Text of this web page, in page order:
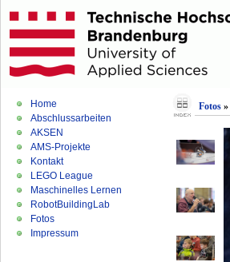
Home
Abschlussarbeiten
AKSEN
AMS-Projekte
Kontakt
LEGO League
Maschinelles Lernen
RobotBuildingLab
Fotos
Impressum
Fotos»